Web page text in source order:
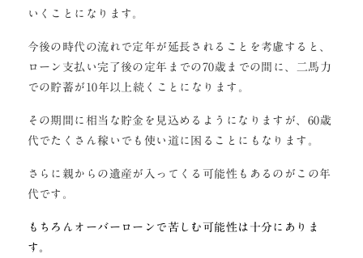
いくことになります。
今後の時代の流れで定年が延長されることを考慮すると、
ローン支払い完了後の定年までの70歳までの間に、二馬力
での貯蓄が10年以上続くことになります。
その期間に相当な貯金を見込めるようになりますが、60歳
代でたくさん稼いでも使い道に困ることにもなります。
さらに親からの遺産が入ってくる可能性もあるのがこの年
代です。
もちろんオーバーローンで苦しむ可能性は十分にありま
す。